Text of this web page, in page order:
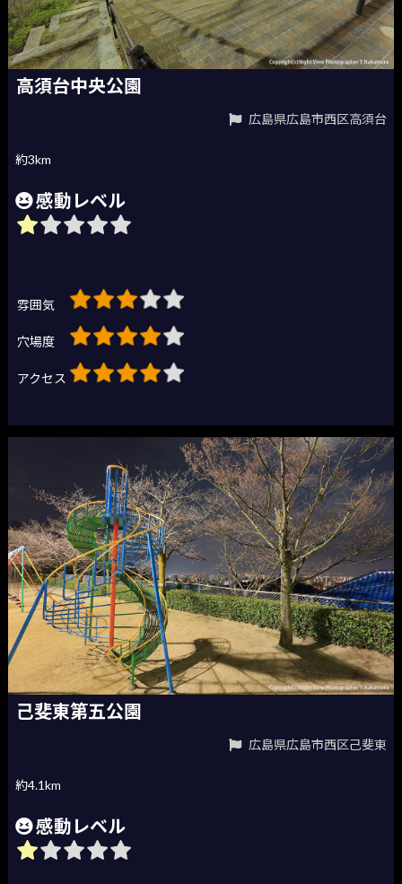
高須台中央公園
広島県広島市西区高須台
約3km
感動レベル
雰囲気
穴場度
アクセス
己斐東第五公園
広島県広島市西区己斐東
約4.1km
感動レベル